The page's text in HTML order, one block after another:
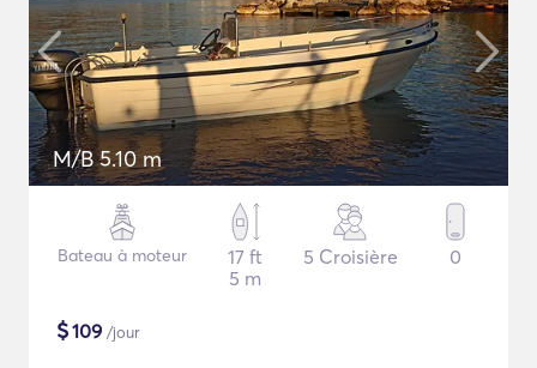
M/B 5.10 m
Bateau à moteur
17 ft
5 m
5 Croisière 0
$109 /jour